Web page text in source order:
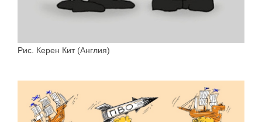
Рис. Керен Кит (Англия)